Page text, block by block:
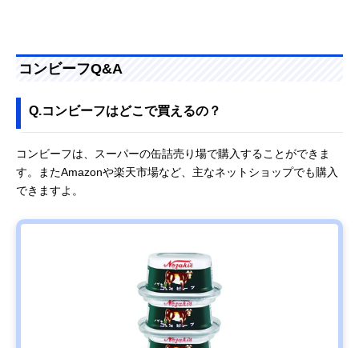
コンビーフQ&A
Q.コンビーフはどこで買えるの？
コンビーフは、スーパーの缶詰売り場で購入することができま
す。またAmazonや楽天市場など、主なネットショップでも購入
できますよ。